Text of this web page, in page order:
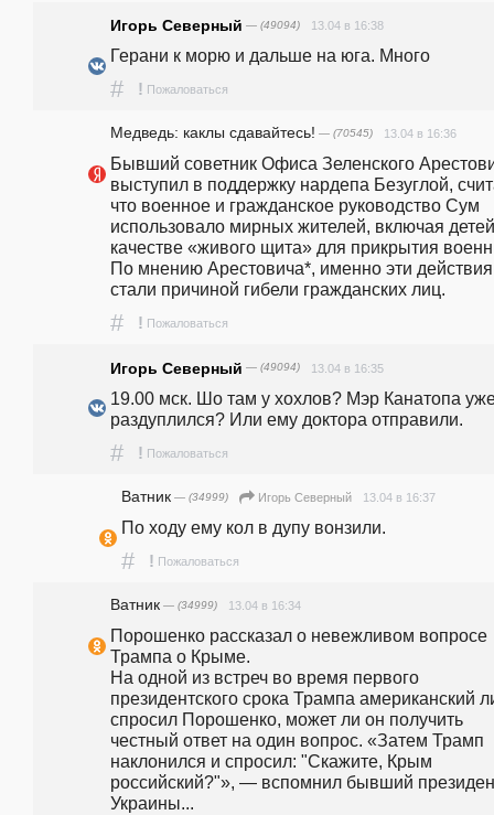
Игорь Северный — (49094) 13.04 в 16:38
Герани к морю и дальше на юга. Много
# ! Пожаловаться
Медведь: каклы сдавайтесь! — (70545) 13.04 в 16:36
Бывший советник Офиса Зеленского
выступил в поддержку нардепа Безуглой,
что военное и гражданское руководство Сум
использовало мирных жителей, включая
качестве «живого щита» для прикрытия
По мнению Арестовича*, именно эти действия
стали причиной гибели гражданских лиц.
# ! Пожаловаться
Игорь Северный — (49094) 13.04 в 16:35
19.00 мск. Шо там у хохлов? Мэр Канатопа
раздуплился? Или ему доктора отправили.
# ! Пожаловаться
Ватник — (34999) Игорь Северный 13.04 в 16:37
По ходу ему кол в дупу вонзили.
# ! Пожаловаться
Ватник — (34999) 13.04 в 16:34
Порошенко рассказал о невежливом вопросе
Трампа о Крыме.
На одной из встреч во время первого
президентского срока Трампа американский
спросил Порошенко, может ли он получить
честный ответ на один вопрос. «Затем Трамп
наклонился и спросил: "Скажите, Крым
российский?"», — вспомнил бывший
Украины...